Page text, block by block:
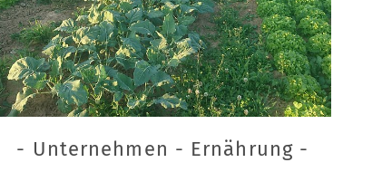
- Unternehmen - Ernährung -